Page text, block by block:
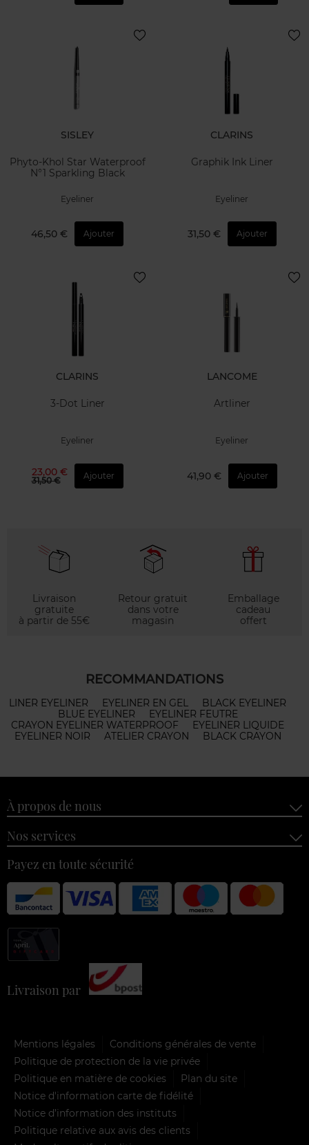
SISLEY
Phyto-Khol Star Waterproof
N°1 Sparkling Black
Eyeliner
46,50 € Ajouter
CLARINS
Graphik Ink Liner
Eyeliner
31,50 € Ajouter
CLARINS
3-Dot Liner
Eyeliner
23,00 €
31,50 € Ajouter
LANCOME
Artliner
Eyeliner
41,90 € Ajouter
Livraison
gratuite
à partir de 55€
Retour gratuit
dans votre
magasin
Emballage
cadeau
offert
RECOMMANDATIONS
LINER EYELINER EYELINER EN GEL
BLACK EYELINER
BLUE EYELINER
EYELINER FEUTRE
CRAYON EYELINER WATERPROOF
EYELINER LIQUIDE
EYELINER NOIR
ATELIER CRAYON BLACK CRAYON
À propos de nous
Nos services
Payez en toute sécurité
Livraison par
Mentions légales
Conditions générales de vente
Politique de protection de la vie privée
Politique en matière de cookies
Plan du site
Notice d'information carte de fidélité
Notice d’information des instituts
Politique relative aux avis des clients